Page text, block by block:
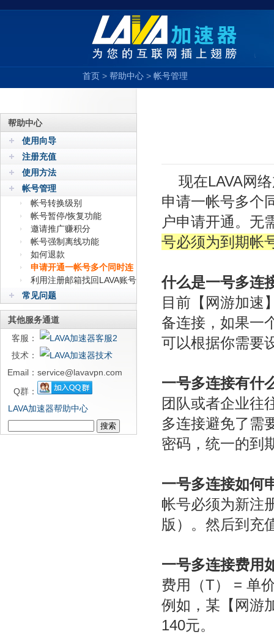
首页 > 帮助中心 > 帐号管理
帮助中心
使用向导
注册充值
使用方法
帐号管理
帐号转换级别
帐号暂停/恢复功能
邀请推广赚积分
帐号强制离线功能
如何退款
申请开通一帐号多个同时连
利用注册邮箱找回LAVA账号
密码
常见问题
其他服务通道
客服：
技术：
Email： service@lavavpn.com
Q群：
LAVA加速器帮助中心
现在LAVA网
申请一帐号多个
户申请开通。无
号必须为到期帐
什么是一号多连
目前【网游加速
备连接，如果一
可以根据你需要
一号多连接有什
团队或者企业往
多连接避免了需
密码，统一的到
一号多连接如何
帐号必须为新注
版）。然后到充
一号多连接费用
费用（T） = 单
例如，某【网游
140元。